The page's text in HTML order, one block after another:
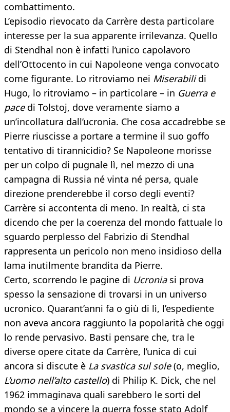
combattimento.
L’episodio rievocato da Carrère desta particolare
interesse per la sua apparente irrilevanza. Quello
di Stendhal non è infatti l’unico capolavoro
dell’Ottocento in cui Napoleone venga convocato
come figurante. Lo ritroviamo nei Miserabilidi
Hugo, lo ritroviamo – in particolare – in Guerra e
pacedi Tolstoj, dove veramente siamo a
un’incollatura dall’ucronia. Che cosa accadrebbe se
Pierre riuscisse a portare a termine il suo goffo
tentativo di tirannicidio? Se Napoleone morisse
per un colpo di pugnale lì, nel mezzo di una
campagna di Russia né vinta né persa, quale
direzione prenderebbe il corso degli eventi?
Carrère si accontenta di meno. In realtà, ci sta
dicendo che per la coerenza del mondo fattuale lo
sguardo perplesso del Fabrizio di Stendhal
rappresenta un pericolo non meno insidioso della
lama inutilmente brandita da Pierre.
Certo, scorrendo le pagine di Ucroniasi prova
spesso la sensazione di trovarsi in un universo
ucronico. Quarant’anni fa o giù di lì, l’espediente
non aveva ancora raggiunto la popolarità che oggi
lo rende pervasivo. Basti pensare che, tra le
diverse opere citate da Carrère, l’unica di cui
ancora si discute è La svastica sul sole(o, meglio,
L’uomo nell’alto castello) di Philip K. Dick, che nel
1962 immaginava quali sarebbero le sorti del
mondo se a vincere la guerra fosse stato Adolf